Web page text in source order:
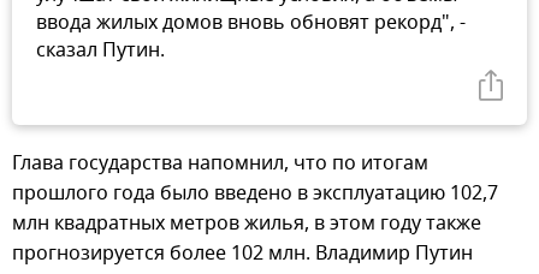
ввода жилых домов вновь обновят рекорд", -
сказал Путин.
Глава государства напомнил, что по итогам
прошлого года было введено в эксплуатацию 102,7
млн квадратных метров жилья, в этом году также
прогнозируется более 102 млн. Владимир Путин